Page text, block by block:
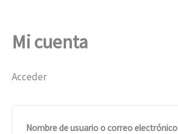
Mi cuenta
Acceder
Nombre de usuario o correo electrónico